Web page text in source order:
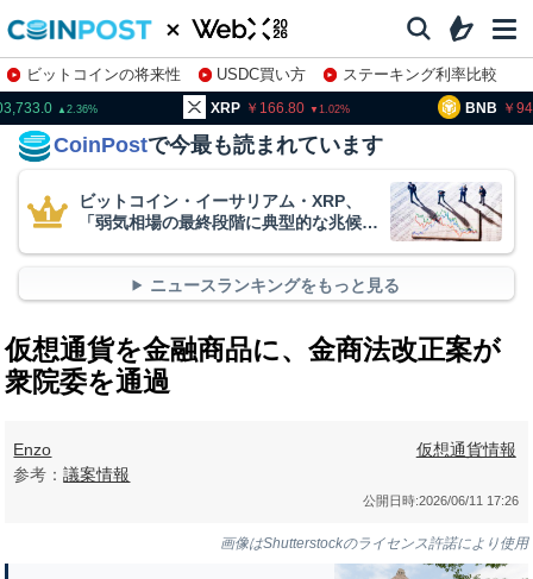
ビットコインの将来性 USDC買い方
ステーキング利率比較
株特集・関連銘柄
2.36 XRP 166.80 1.02 BNB 94,195.3
CoinPostで今最も読まれています
ビットコイン・イーサリアム・XRP、
「弱気相場の最終段階に典型的な兆候」
ニュースランキングをもっと見る
仮想通貨を金融商品に、金商法改正案が
衆院委を通過
Enzo
参考：議案情報
仮想通貨情報
公開日時:2026/06/11 17:26
画像はShutterstockのライセンス許諾により使用